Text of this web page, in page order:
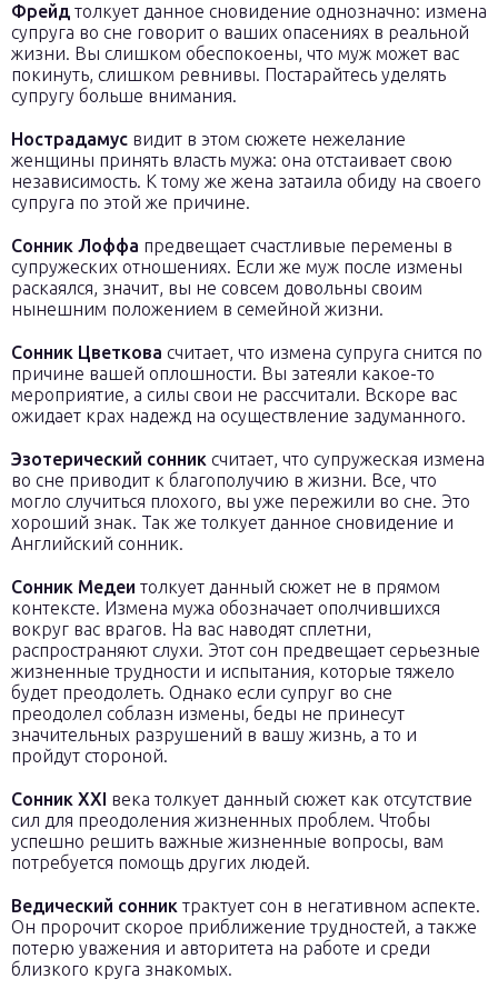
Фрейд толкует данное сновидение однозначно: измена
супруга во сне говорит о ваших опасениях в реальной
жизни. Вы слишком обеспокоены, что муж может вас
покинуть, слишком ревнивы. Постарайтесь уделять
супругу больше внимания.
Нострадамус видит в этом сюжете нежелание
женщины принять власть мужа: она отстаивает свою
независимость. К тому же жена затаила обиду на своего
супруга по этой же причине.
Сонник Лоффа предвещает счастливые перемены в
супружеских отношениях. Если же муж после измены
раскаялся, значит, вы не совсем довольны своим
нынешним положением в семейной жизни.
Сонник Цветкова считает, что измена супруга снится по
причине вашей оплошности. Вы затеяли какое-то
мероприятие, а силы свои не рассчитали. Вскоре вас
ожидает крах надежд на осуществление задуманного.
Эзотерический сонник считает, что супружеская измена
во сне приводит к благополучию в жизни. Все, что
могло случиться плохого, вы уже пережили во сне. Это
хороший знак. Так же толкует данное сновидение и
Английский сонник.
Сонник Медеи толкует данный сюжет не в прямом
контексте. Измена мужа обозначает ополчившихся
вокруг вас врагов. На вас наводят сплетни,
распространяют слухи. Этот сон предвещает серьезные
жизненные трудности и испытания, которые тяжело
будет преодолеть. Однако если супруг во сне
преодолел соблазн измены, беды не принесут
значительных разрушений в вашу жизнь, а то и
пройдут стороной.
Сонник XXI века толкует данный сюжет как отсутствие
сил для преодоления жизненных проблем. Чтобы
успешно решить важные жизненные вопросы, вам
потребуется помощь других людей.
Ведический сонник трактует сон в негативном аспекте.
Он пророчит скорое приближение трудностей, а также
потерю уважения и авторитета на работе и среди
близкого круга знакомых.